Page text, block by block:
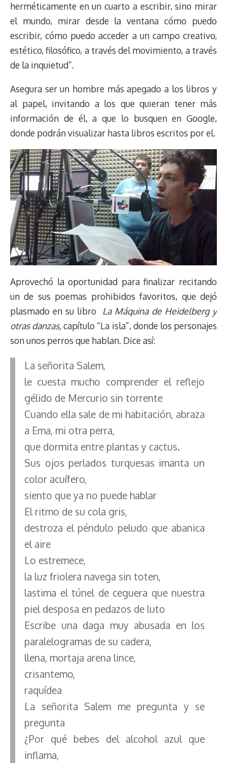
herméticamente en un cuarto a escribir, sino mirar
el mundo, mirar desde la ventana cómo puedo
escribir, cómo puedo acceder a un campo creativo,
estético, filosófico, a través del movimiento, a través
de la inquietud”.
Asegura ser un hombre más apegado a los libros y
al papel, invitando a los que quieran tener más
información de él, a que lo busquen en Google,
donde podrán visualizar hasta libros escritos por el.
Aprovechó la oportunidad para finalizar recitando
un de sus poemas prohibidos favoritos, que dejó
plasmado en su libro La Máquina de Heidelberg y
otras danzas,capítulo “La isla”, donde los personajes
son unos perros que hablan. Dice así:
La señorita Salem,
le cuesta mucho comprender el reflejo
gélido de Mercurio sin torrente
Cuando ella sale de mi habitación, abraza
a Ema, mi otra perra,
que dormita entre plantas y cactus.
Sus ojos perlados turquesas imanta un
color acuífero,
siento que ya no puede hablar
El ritmo de su cola gris,
destroza el péndulo peludo que abanica
el aire
Lo estremece,
la luz friolera navega sin toten,
lastima el túnel de ceguera que nuestra
piel desposa en pedazos de luto
Escribe una daga muy abusada en los
paralelogramas de su cadera,
llena, mortaja arena lince,
crisantemo,
raquídea
La señorita Salem me pregunta y se
pregunta
¿Por qué bebes del alcohol azul que
inflama,